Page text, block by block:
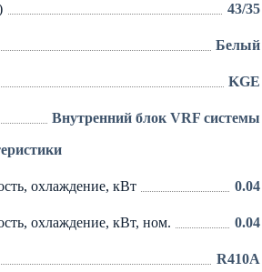
43/35
Белый
KGE
Внутренний блок VRF системы
охлаждение, кВт 0.04
охлаждение, кВт, ном. 0.04
R410A